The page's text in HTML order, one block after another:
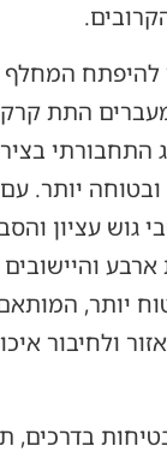
המחלף
התת
התחבורתי
ובטוחה יותר.
גוש עציון
יותר,
ולחיבור
בדרכים,